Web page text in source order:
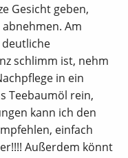
Gesicht geben,
Am
schlimm ist, nehm
in ein
Teebaumöl rein,
kann ich den
einfach
Außerdem könnt